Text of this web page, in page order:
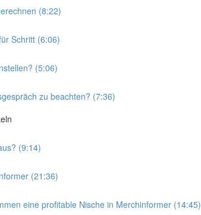
(8:22)
Schritt (6:06)
(5:06)
zu beachten? (7:36)
(9:14)
(21:36)
eine profitable Nische in Merchinformer (14:45)